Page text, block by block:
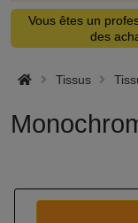
Vous êtes un
des
Tissus